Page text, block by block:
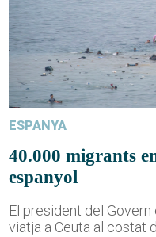
ESPANYA
40.000 migrants
espanyol
El president del
viatja a Ceuta al costat